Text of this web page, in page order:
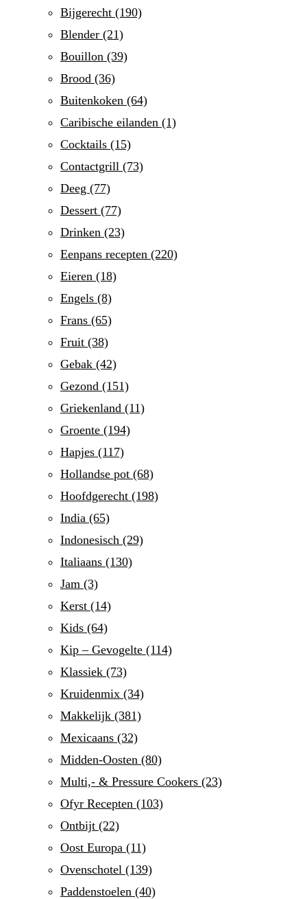
Bijgerecht (190)
Blender (21)
Bouillon (39)
Brood (36)
Buitenkoken (64)
Caribische eilanden (1)
Cocktails (15)
Contactgrill (73)
Deeg (77)
Dessert (77)
Drinken (23)
Eenpans recepten (220)
Eieren (18)
Engels (8)
Frans (65)
Fruit (38)
Gebak (42)
Gezond (151)
Griekenland (11)
Groente (194)
Hapjes (117)
Hollandse pot (68)
Hoofdgerecht (198)
India (65)
Indonesisch (29)
Italiaans (130)
Jam (3)
Kerst (14)
Kids (64)
Kip – Gevogelte (114)
Klassiek (73)
Kruidenmix (34)
Makkelijk (381)
Mexicaans (32)
Midden-Oosten (80)
Multi,- & Pressure Cookers (23)
Ofyr Recepten (103)
Ontbijt (22)
Oost Europa (11)
Ovenschotel (139)
Paddenstoelen (40)